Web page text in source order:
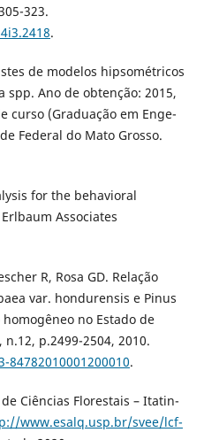
323.
.
de modelos hipsométricos
spp. Ano de obtenção: 2015,
curso (Graduação em Enge-
Federal do Mato Grosso.
for the behavioral
Associates
R, Rosa GD. Relação
var. hondurensis e Pinus
no Estado de
p.2499-2504, 2010.
.
Ciências Florestais – Itatin-
www.esalq.usp.br/svee/lcf-